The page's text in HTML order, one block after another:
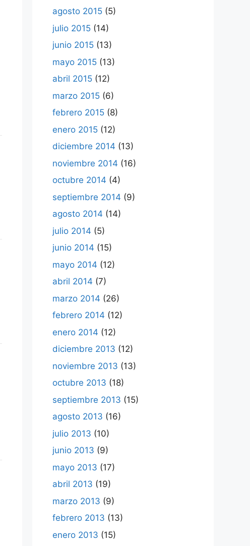
agosto 2015 (5)
julio 2015 (14)
junio 2015 (13)
mayo 2015 (13)
abril 2015 (12)
marzo 2015 (6)
febrero 2015 (8)
enero 2015 (12)
diciembre 2014 (13)
noviembre 2014 (16)
octubre 2014 (4)
septiembre 2014 (9)
agosto 2014 (14)
julio 2014 (5)
junio 2014 (15)
mayo 2014 (12)
abril 2014 (7)
marzo 2014 (26)
febrero 2014 (12)
enero 2014 (12)
diciembre 2013 (12)
noviembre 2013 (13)
octubre 2013 (18)
septiembre 2013 (15)
agosto 2013 (16)
julio 2013 (10)
junio 2013 (9)
mayo 2013 (17)
abril 2013 (19)
marzo 2013 (9)
febrero 2013 (13)
enero 2013 (15)